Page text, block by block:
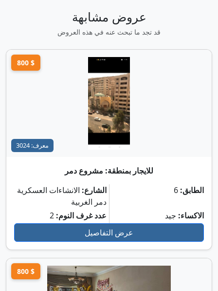
عروض مشابهة
قد تجد ما تبحث عنه في هذه العروض
800 $
معرف: 3024
للايجار بمنطقة: مشروع دمر
الشارع: الانشاءات العسكرية
دمر الغربية
عدد غرف النوم: 2
الطابق:
الاكساء: جيد
عرض التفاصيل
800 $